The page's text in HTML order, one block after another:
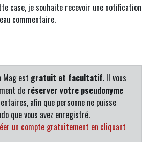
case, je souhaite recevoir une notification
commentaire.
Mag est gratuit et facultatif. Il vous
de réserver votre pseudonyme
afin que personne ne puisse
que vous avez enregistré.
un compte gratuitement en cliquant